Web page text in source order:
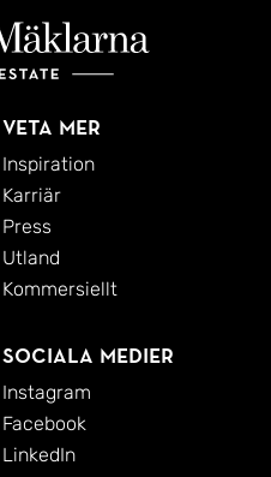
Veta mer
Inspiration
Karriär
Press
Utland
Kommersiellt
Sociala medier
Instagram
Facebook
LinkedIn